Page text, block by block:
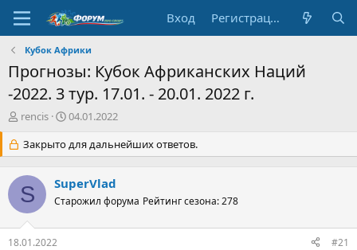
Вход Регистрация
Кубок Африки
Прогнозы: Кубок Африканских Наций
-2022. 3 тур. 17.01. - 20.01. 2022 г.
А
т
о
р
т
е
м
ы
rencis
Д
т
а
а
ч
л
04.01.2022
Закрыто для дальнейших ответов.
S SuperVlad
Старожил форума Рейтинг сезона: 278
18.01.2022 #21